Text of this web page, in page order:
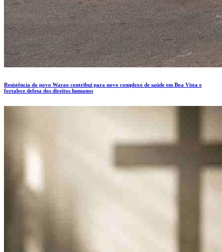
Resistência do povo Warao contribui para novo complexo de saúde em Boa Vista e
fortalece defesa dos direitos humanos